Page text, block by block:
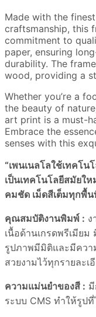
Made with the
craftsmanship, this
commitment to
paper, ensuring
durability. The
wood, providing a
Whether you’re a
the beauty of
art print is a must-
Embrace the
senses with this
“เพนเนลโลใช้เทคโ
เป็นเทคโนโลยีสมัยใ
คมชัด เม็ดสีเต็มทุกพื้น
คุณสมบัติงานพิมพ์ : ง
เนื้อด้านเกรดพรีเมียม
รูปภาพมีมิติและมีคว
สวยงามไว้ทุกรายละเ
ความแม่นยำของสี :
ระบบ CMS ทำให้รูป